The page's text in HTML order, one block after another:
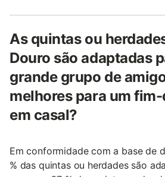
As quintas ou
Douro são adaptadas
grande grupo de
melhores para um
em casal?
Em conformidade com a base de
% das quintas ou herdades são